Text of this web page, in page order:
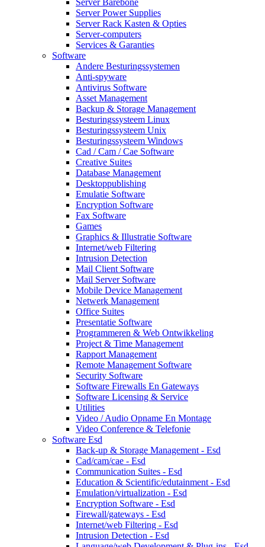
Server Power Supplies
Server Rack Kasten & Opties
Server-computers
Services & Garanties
Software
Andere Besturingssystemen
Anti-spyware
Antivirus Software
Asset Management
Backup & Storage Management
Besturingssysteem Linux
Besturingssysteem Unix
Besturingssysteem Windows
Cad / Cam / Cae Software
Creative Suites
Database Management
Desktoppublishing
Emulatie Software
Encryption Software
Fax Software
Games
Graphics & Illustratie Software
Internet/web Filtering
Intrusion Detection
Mail Client Software
Mail Server Software
Mobile Device Management
Netwerk Management
Office Suites
Presentatie Software
Programmeren & Web Ontwikkeling
Project & Time Management
Rapport Management
Remote Management Software
Security Software
Software Firewalls En Gateways
Software Licensing & Service
Utilities
Video / Audio Opname En Montage
Video Conference & Telefonie
Software Esd
Back-up & Storage Management - Esd
Cad/cam/cae - Esd
Communication Suites - Esd
Education & Scientific/edutainment - Esd
Emulation/virtualization - Esd
Encryption Software - Esd
Firewall/gateways - Esd
Internet/web Filtering - Esd
Intrusion Detection - Esd